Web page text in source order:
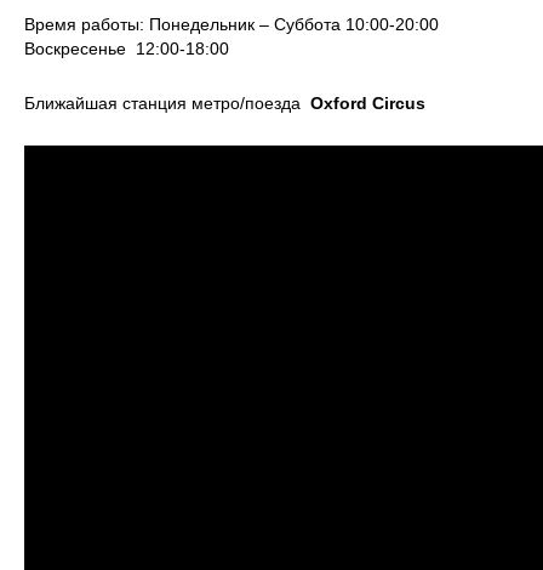
Время работы: Понедельник – Суббота 10:00-20:00
Воскресенье 12:00-18:00
Ближайшая станция метро/поезда Oxford Circus